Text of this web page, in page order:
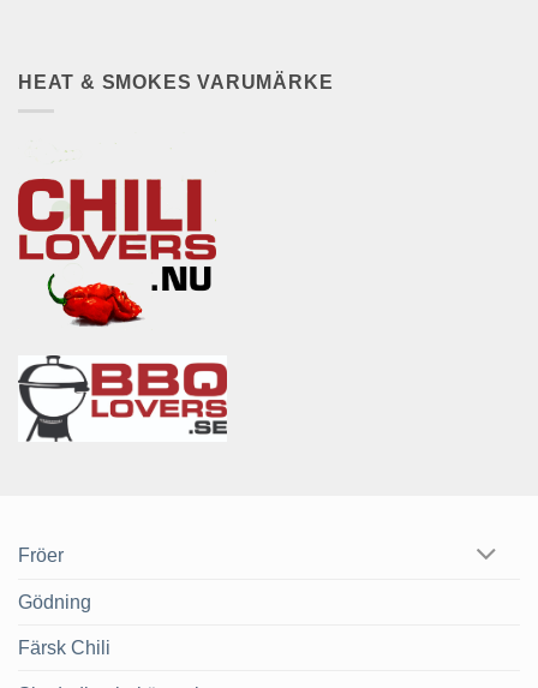
HEAT & SMOKES VARUMÄRKE
Fröer
Gödning
Färsk Chili